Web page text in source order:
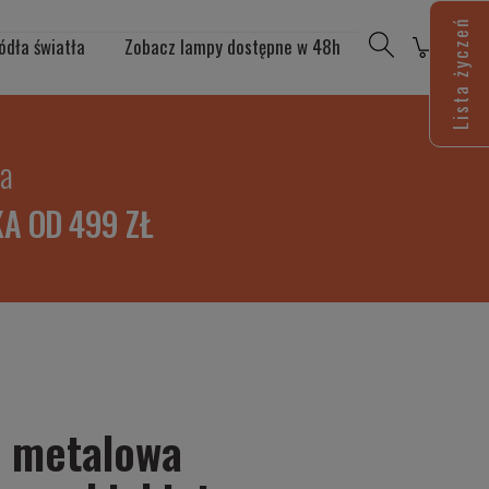
światła Zobacz lampy dostępne w 48h
OD 499 ZŁ
Lista życzeń